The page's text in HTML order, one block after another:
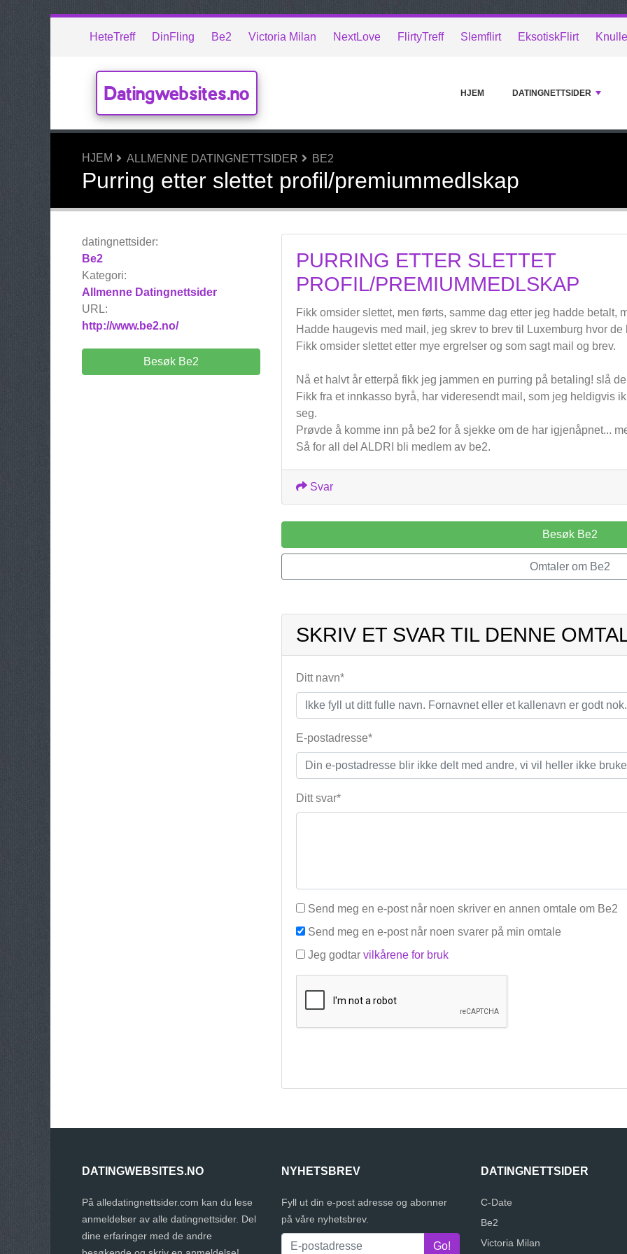
HeteTreff DinFling Be2 Victoria Milan NextLove FlirtyTreff Slemflirt EksotiskFlirt
Datingwebsites.no HJEM DATINGNETTSIDER
HJEM ALLMENNE DATINGNETTSIDER BE2
Purring etter slettet profil/premiummedlskap
datingnettsider:
Be2
Kategori:
Allmenne Datingnettsider
URL:
http://www.be2.no/
Besøk Be2
PURRING ETTER SLETTET
PROFIL/PREMIUMMEDLSKAP
Fikk omsider slettet, men førts, samme dag etter jeg hadde betalt,
Hadde haugevis med mail, jeg skrev to brev til Luxemburg hvor
Fikk omsider slettet etter mye ergrelser og som sagt mail og brev.
Nå et halvt år etterpå fikk jeg jammen en purring på betaling! slå
Fikk fra et innkasso byrå, har videresendt mail, som jeg heldigvis
seg.
Prøvde å komme inn på be2 for å sjekke om de har igjenåpnet...
Så for all del ALDRI bli medlem av be2.
Svar
Besøk Be2
Omtaler om Be2
SKRIV ET SVAR TIL DENNE
Ditt navn*
E-postadresse*
Ditt svar*
Send meg en e-post når noen skriver en annen omtale om Be2
Send meg en e-post når noen svarer på min omtale
Jeg godtar vilkårene for bruk
DATINGWEBSITES.NO
På alledatingnettsider.com kan du lese
anmeldelser av alle datingnettsider. Del
dine erfaringer med de andre
NYHETSBREV
Fyll ut din e-post adresse og abonner
på våre nyhetsbrev.
DATINGNETTSIDER
C-Date
Be2
Victoria Milan